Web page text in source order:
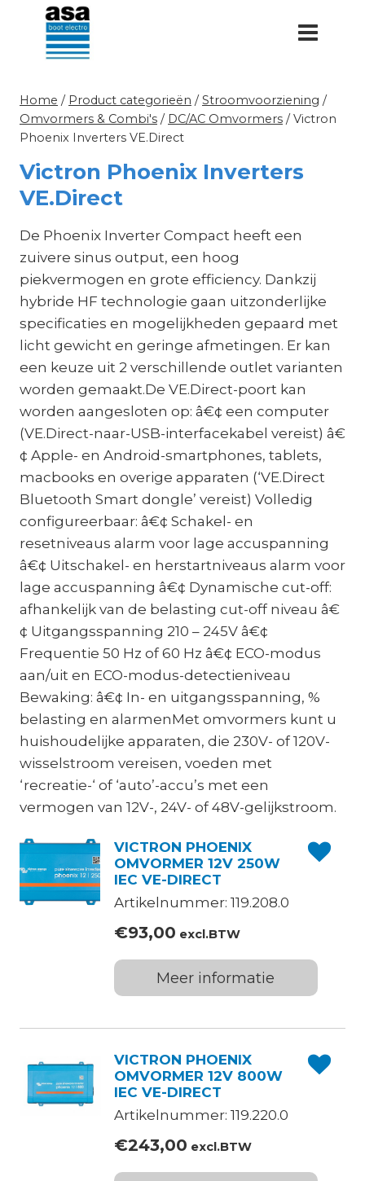
Doorgaan
inhoud
Home / Product categorieën / Stroomvoorziening /
Omvormers & Combi's / DC/AC Omvormers / Victron
Phoenix Inverters VE.Direct
Victron Phoenix Inverters
VE.Direct
De Phoenix Inverter Compact heeft een
zuivere sinus output, een hoog
piekvermogen en grote efficiency. Dankzij
hybride HF technologie gaan uitzonderlijke
specificaties en mogelijkheden gepaard met
licht gewicht en geringe afmetingen. Er kan
een keuze uit 2 verschillende outlet varianten
worden gemaakt.De VE.Direct-poort kan
worden aangesloten op: â€¢ een computer
(VE.Direct-naar-USB-interfacekabel vereist) â€
¢ Apple- en Android-smartphones, tablets,
macbooks en overige apparaten (‘VE.Direct
Bluetooth Smart dongle’ vereist) Volledig
configureerbaar: â€¢ Schakel- en
resetniveaus alarm voor lage accuspanning
â€¢ Uitschakel- en herstartniveaus alarm voor
lage accuspanning â€¢ Dynamische cut-off:
afhankelijk van de belasting cut-off niveau â€
¢ Uitgangsspanning 210 – 245V â€¢
Frequentie 50 Hz of 60 Hz â€¢ ECO-modus
aan/uit en ECO-modus-detectieniveau
Bewaking: â€¢ In- en uitgangsspanning, %
belasting en alarmenMet omvormers kunt u
huishoudelijke apparaten, die 230V- of 120V-
wisselstroom vereisen, voeden met
‘recreatie-‘ of ‘auto’-accu’s met een
vermogen van 12V-, 24V- of 48V-gelijkstroom.
VICTRON PHOENIX
OMVORMER 12V 250W
IEC VE-DIRECT
Artikelnummer: 119.208.0
€93,00 excl.BTW
Meer informatie
VICTRON PHOENIX
OMVORMER 12V 800W
IEC VE-DIRECT
Artikelnummer: 119.220.0
€243,00 excl.BTW